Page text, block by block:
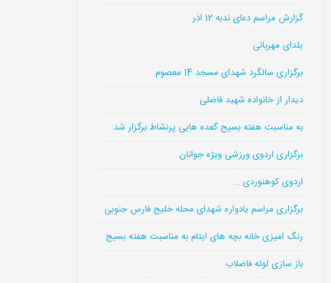
گزارش مراسم دعای ندبه 12 اذر
یلدای مهربانی
برگزاری سالگرد شهدای مسجد 14 معصوم
دیدار از خانواده شهید فاضلی
به مناسبت هفته بسیج گعده هایی پرنشاط برگزار شد
برگزاری اردوی ورزشی ویژه جوانان
اردوی کوهنوردی …
برگزاری مراسم یادواره شهدای محله خلیج فارس جنوبی
رنگ امیزی خانه بچه های ایتام به مناسبت هفته بسیج
باز سازی لوله فاضلاب